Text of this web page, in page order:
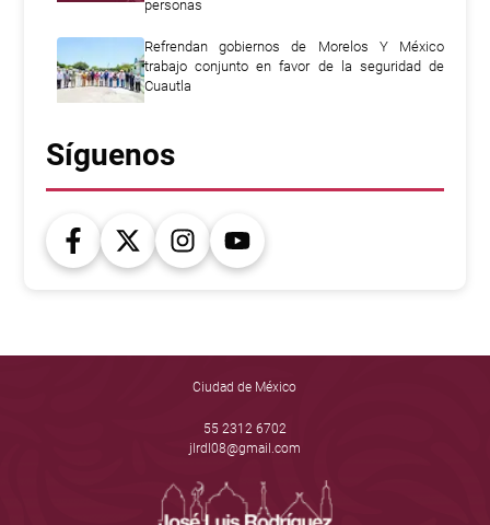
personas
Refrendan gobiernos de Morelos Y México
trabajo conjunto en favor de la seguridad de
Cuautla
Síguenos
Ciudad de México
55 2312 6702
jlrdl08@gmail.com